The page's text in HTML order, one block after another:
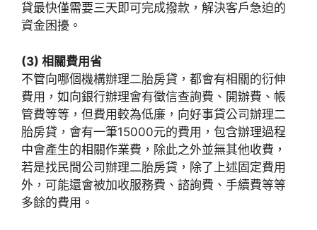
貸最快僅需要三天即可完成撥款，解決客戶急迫的
資金困擾。
(3) 相關費用省
不管向哪個機構辦理二胎房貸，都會有相關的衍伸
費用，如向銀行辦理會有徵信查詢費、開辦費、帳
管費等等，但費用較為低廉，向好事貸公司辦理二
胎房貸，會有一筆15000元的費用，包含辦理過程
中會產生的相關作業費，除此之外並無其他收費，
若是找民間公司辦理二胎房貸，除了上述固定費用
外，可能還會被加收服務費、諮詢費、手續費等等
多餘的費用。